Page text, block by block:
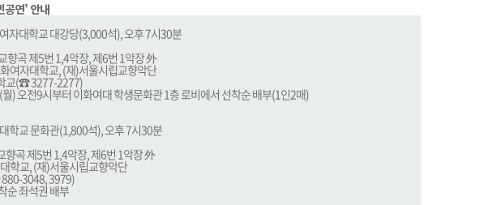
공연’ 안내
자대학교 대강당(3,000석), 오후 7시30분
향곡 제5번 1,4악장, 제6번 1악장 外
여자대학교, (재)서울시립교향악단
교(☎ 3277-2277)
) 오전9시부터 이화여대 학생문화관 1층 로비에서 선착순 배부(1인2매)
학교 문화관(1,800석), 오후 7시30분
곡 제5번 1,4악장, 제6번 1악장 外
학교, (재)서울시립교향악단
3048, 3979)
순 좌석권 배부